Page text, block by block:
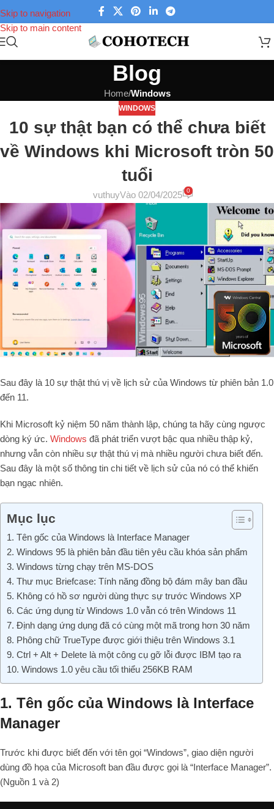
Skip to navigation
Skip to main content
Blog
Home/Windows
WINDOWS
10 sự thật bạn có thể chưa biết
về Windows khi Microsoft tròn 50
tuổi
vuthuyVào 02/04/2025 0
Sau đây là 10 sự thật thú vị về lịch sử của Windows từ phiên bản 1.0
đến 11.
Khi Microsoft kỷ niệm 50 năm thành lập, chúng ta hãy cùng ngược
dòng ký ức. Windows đã phát triển vượt bậc qua nhiều thập kỷ,
nhưng vẫn còn nhiều sự thật thú vị mà nhiều người chưa biết đến.
Sau đây là một số thông tin chi tiết về lịch sử của nó có thể khiến
bạn ngạc nhiên.
Mục lục
1. Tên gốc của Windows là Interface Manager
2. Windows 95 là phiên bản đầu tiên yêu cầu khóa sản phẩm
3. Windows từng chạy trên MS-DOS
4. Thư mục Briefcase: Tính năng đồng bộ đám mây ban đầu
5. Không có hồ sơ người dùng thực sự trước Windows XP
6. Các ứng dụng từ Windows 1.0 vẫn có trên Windows 11
7. Định dạng ứng dụng đã có cùng một mã trong hơn 30 năm
8. Phông chữ TrueType được giới thiệu trên Windows 3.1
9. Ctrl + Alt + Delete là một công cụ gỡ lỗi được IBM tạo ra
10. Windows 1.0 yêu cầu tối thiểu 256KB RAM
1. Tên gốc của Windows là Interface
Manager
Trước khi được biết đến với tên gọi “Windows”, giao diện người
dùng đồ họa của Microsoft ban đầu được gọi là “Interface Manager”.
(Nguồn 1 và 2)